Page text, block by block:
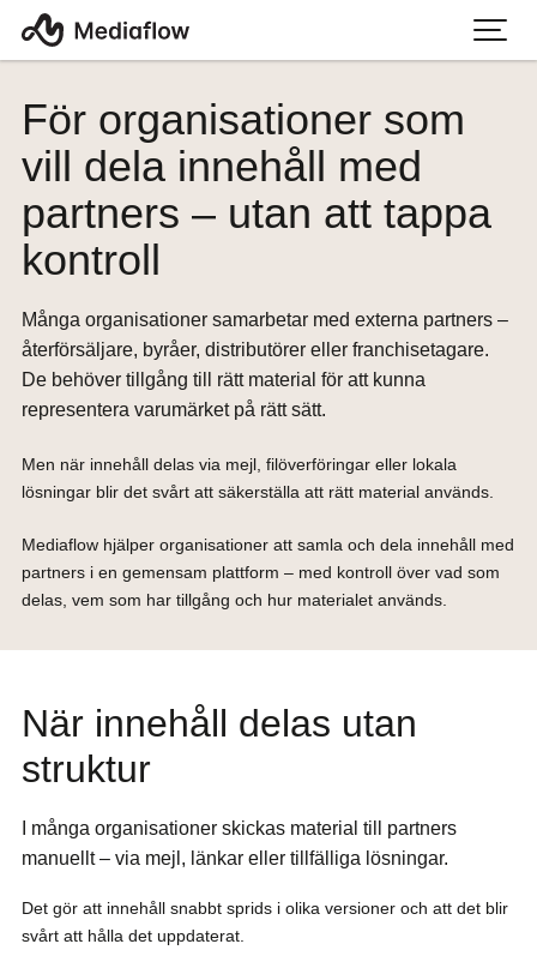
För organisationer som
vill dela innehåll med
partners – utan att tappa
kontroll
Många organisationer samarbetar med externa partners –
återförsäljare, byråer, distributörer eller franchisetagare.
De behöver tillgång till rätt material för att kunna
representera varumärket på rätt sätt.
Men när innehåll delas via mejl, filöverföringar eller lokala
lösningar blir det svårt att säkerställa att rätt material används.
Mediaflow hjälper organisationer att samla och dela innehåll med
partners i en gemensam plattform – med kontroll över vad som
delas, vem som har tillgång och hur materialet används.
När innehåll delas utan
struktur
I många organisationer skickas material till partners
manuellt – via mejl, länkar eller tillfälliga lösningar.
Det gör att innehåll snabbt sprids i olika versioner och att det blir
svårt att hålla det uppdaterat.